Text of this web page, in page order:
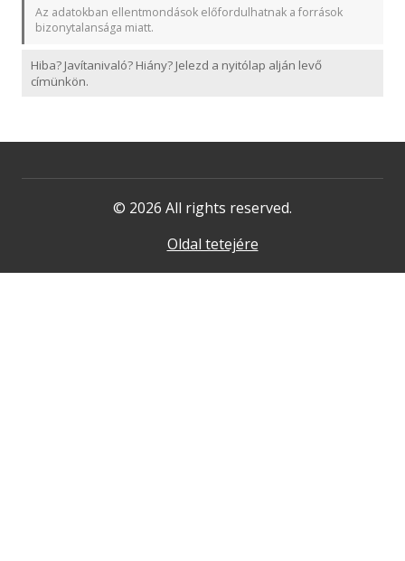
Az adatokban ellentmondások előfordulhatnak a források
bizonytalansága miatt.
Hiba? Javítanivaló? Hiány? Jelezd a nyitólap alján levő
címünkön.
© 2026 All rights reserved.
Oldal tetejére